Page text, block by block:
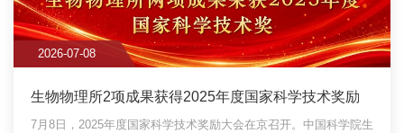
2026-07-08
生物物理所2项成果获得2025年度国家科学技术奖励
7月8日，2025年度国家科学技术奖励大会在京召开。中国科学院生